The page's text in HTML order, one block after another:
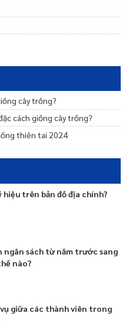
là gì?
cây trồng?
cách giống cây trồng?
thiên tai 2024
hiệu trên bản đồ địa chính?
ngân sách từ năm trước sang
nào?
giữa các thành viên trong